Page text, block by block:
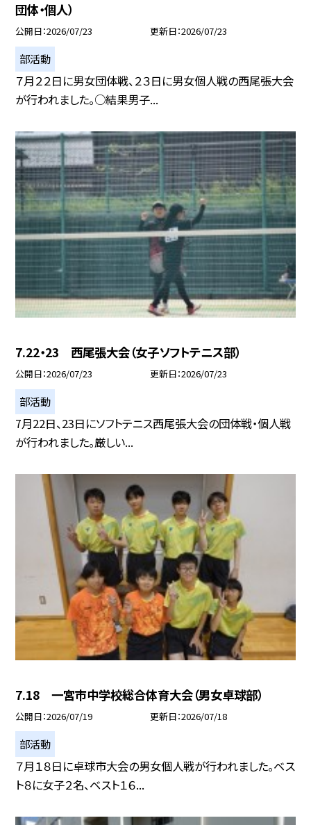
団体・個人）
公開日 2026/07/23 更新日 2026/07/23
部活動
７月２２日に男女団体戦、２３日に男女個人戦の西尾張大会
が行われました。○結果男子...
7.22・23 西尾張大会（女子ソフトテニス部）
公開日 2026/07/23 更新日 2026/07/23
部活動
7月22日、23日にソフトテニス西尾張大会の団体戦・個人戦
が行われました。厳しい...
7.18 一宮市中学校総合体育大会（男女卓球部）
公開日 2026/07/19 更新日 2026/07/18
部活動
７月１８日に卓球市大会の男女個人戦が行われました。ベス
ト８に女子２名、ベスト１６...